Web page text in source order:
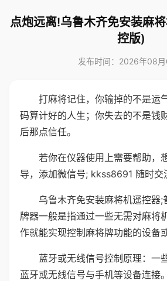
点炮远离!乌鲁木齐免安装麻
控版)
发布时间：2026年08
打麻将记住，你输掉的不是运
码算计好的人生；你失去的不是钱
后那点信任。
若你在仪器使用上需要帮助，
导，添加微信号; kkss8691 随时交
乌鲁木齐免安装麻将机遥控器;
牌器一般是指通过一些无需对麻将
作就能实现控制麻将牌功能的设备
蓝牙或无线信号控制原理：一
蓝牙或无线信号与手机等设备连接